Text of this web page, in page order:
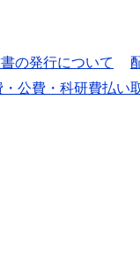
の発行について
・公費・科研費払い